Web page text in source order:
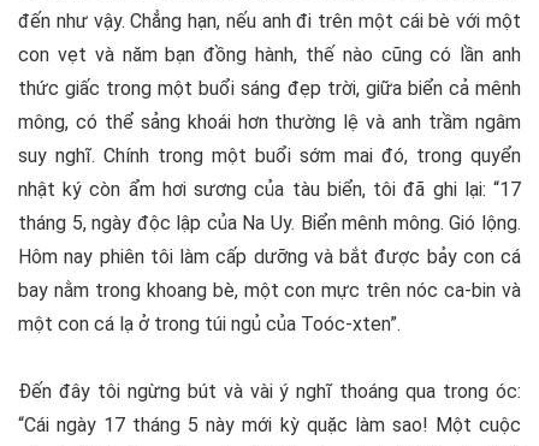
đến như vậy. Chẳng hạn, nếu anh đi trên một cái bè với một
con vẹt và năm bạn đồng hành, thế nào cũng có lần anh
thức giấc trong một buổi sáng đẹp trời, giữa biển cả mênh
mông, có thể sảng khoái hơn thường lệ và anh trầm ngâm
suy nghĩ. Chính trong một buổi sớm mai đó, trong quyển
nhật ký còn ẩm hơi sương của tàu biển, tôi đã ghi lại: “17
tháng 5, ngày độc lập của Na Uy. Biển mênh mông. Gió lộng.
Hôm nay phiên tôi làm cấp dưỡng và bắt được bảy con cá
bay nằm trong khoang bè, một con mực trên nóc ca-bin và
một con cá lạ ở trong túi ngủ của Toóc-xten”.
Đến đây tôi ngừng bút và vài ý nghĩ thoáng qua trong óc:
“Cái ngày 17 tháng 5 này mới kỳ quặc làm sao! Một cuộc